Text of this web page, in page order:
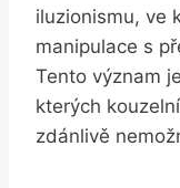
iluzionismu, ve
manipulace s
Tento význam
kterých
zdánlivě